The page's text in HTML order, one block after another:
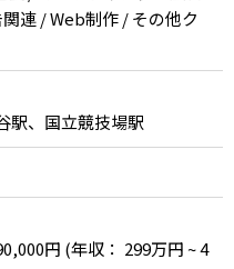
連 / Web制作 / その他ク
千駄ケ谷駅、国立競技場駅
円 (年収： 299万円 ~ 4